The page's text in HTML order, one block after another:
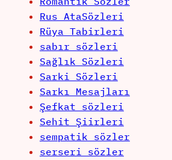
Rus AtaSözleri
Rüya Tabirleri
sabır sözleri
Sağlık Sözleri
Sarki Sözleri
Sarkı Mesajları
Şefkat sözleri
Sehit Şiirleri
sempatik sözler
serseri sözler